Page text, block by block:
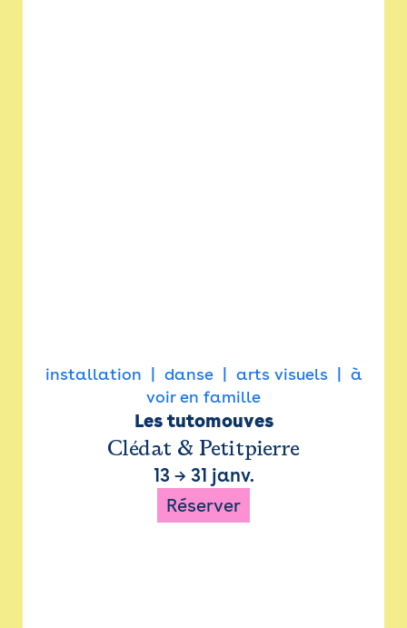
installation danse arts visuels
à
voir en famille
Les tutomouves
Clédat & Petitpierre
13→ 31 janv.
Réserver